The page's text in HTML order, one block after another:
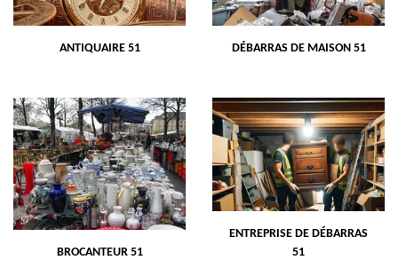
ANTIQUAIRE 51 DÉBARRAS DE MAISON 51
BROCANTEUR 51
ENTREPRISE DE DÉBARRAS
51